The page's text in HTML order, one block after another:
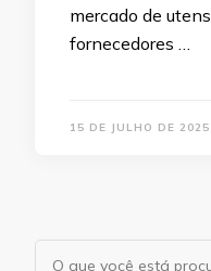
mercado de
fornecedores …
15 DE JULHO DE 2025
Procurando